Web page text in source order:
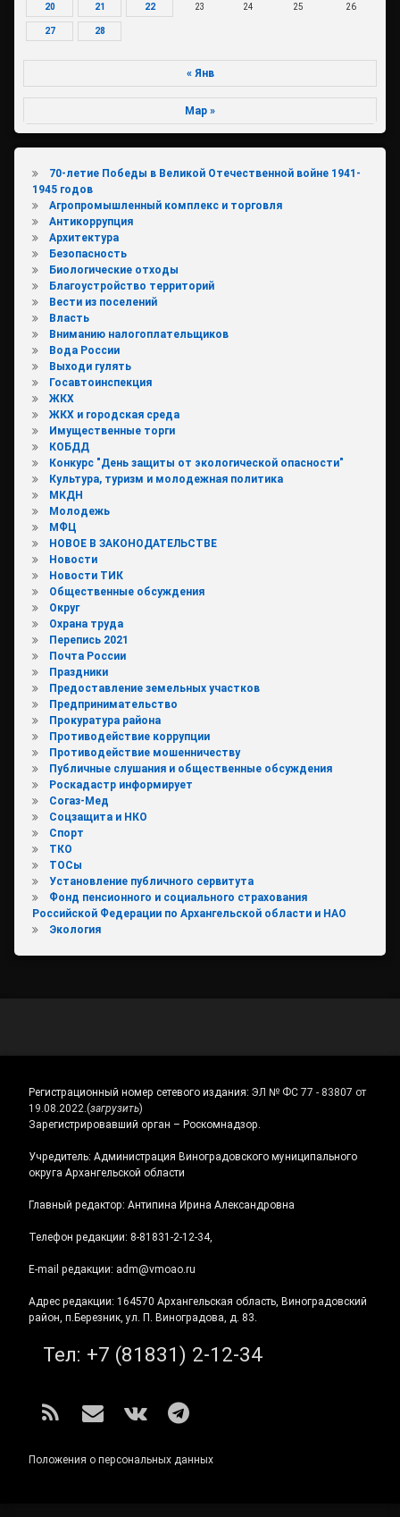
20 21 22 23 24 25 26
27 28
« Янв
Мар »
70-летие Победы в Великой Отечественной войне 1941-
1945 годов
Агропромышленный комплекс и торговля
Антикоррупция
Архитектура
Безопасность
Биологические отходы
Благоустройство территорий
Вести из поселений
Власть
Вниманию налогоплательщиков
Вода России
Выходи гулять
Госавтоинспекция
ЖКХ
ЖКХ и городская среда
Имущественные торги
КОБДД
Конкурс "День защиты от экологической опасности"
Культура, туризм и молодежная политика
МКДН
Молодежь
МФЦ
НОВОЕ В ЗАКОНОДАТЕЛЬСТВЕ
Новости
Новости ТИК
Общественные обсуждения
Округ
Охрана труда
Перепись 2021
Почта России
Праздники
Предоставление земельных участков
Предпринимательство
Прокуратура района
Противодействие коррупции
Противодействие мошенничеству
Публичные слушания и общественные обсуждения
Роскадастр информирует
Согаз-Мед
Соцзащита и НКО
Спорт
ТКО
ТОСы
Установление публичного сервитута
Фонд пенсионного и социального страхования
Российской Федерации по Архангельской области и НАО
Экология
Регистрационный номер сетевого издания: ЭЛ № ФС 77 - 83807 от
19.08.2022.(загрузить)
Зарегистрировавший орган – Роскомнадзор.
Учредитель: Администрация Виноградовского муниципального
округа Архангельской области
Главный редактор: Антипина Ирина Александровна
Телефон редакции: 8-81831-2-12-34,
E-mail редакции: adm@vmoao.ru
Адрес редакции: 164570 Архангельская область, Виноградовский
район, п.Березник, ул. П. Виноградова, д. 83.
Тел: +7 (81831) 2-12-34
RSS E-mailВКонтакте
Telegram
Положения о персональных данных